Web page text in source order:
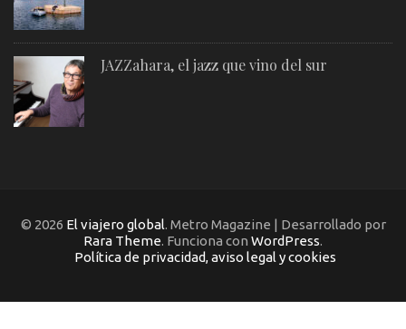
JAZZahara, el jazz que vino del sur
© 2026 El viajero global. Metro Magazine | Desarrollado por
Rara Theme. Funciona con WordPress.
Política de privacidad, aviso legal y cookies